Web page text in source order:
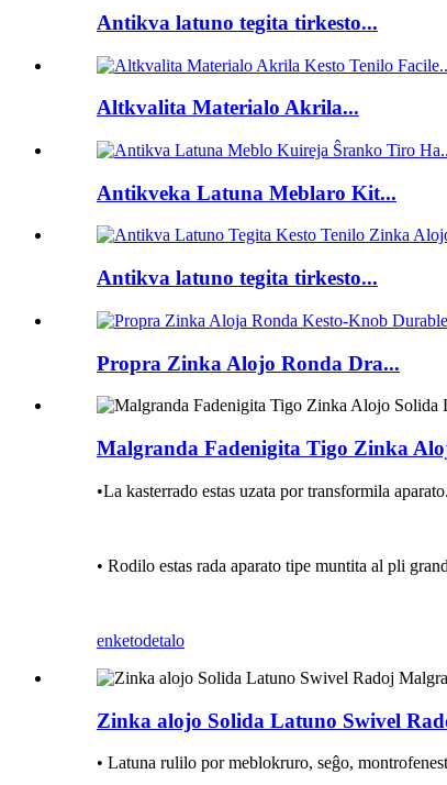
Antikva latuno tegita tirkesto...
Altkvalita Materialo Akrila...
Antikveka Latuna Meblaro Kit...
Antikva latuno tegita tirkesto...
Propra Zinka Alojo Ronda Dra...
Malgranda Fadenigita Tigo Zinka
•La kasterrado estas uzata por transformila aparato.
• Rodilo estas rada aparato tipe muntita al pli
enketodetalo
Zinka alojo Solida Latuno Swivel
• Latuna rulilo por meblokruro, seĝo,